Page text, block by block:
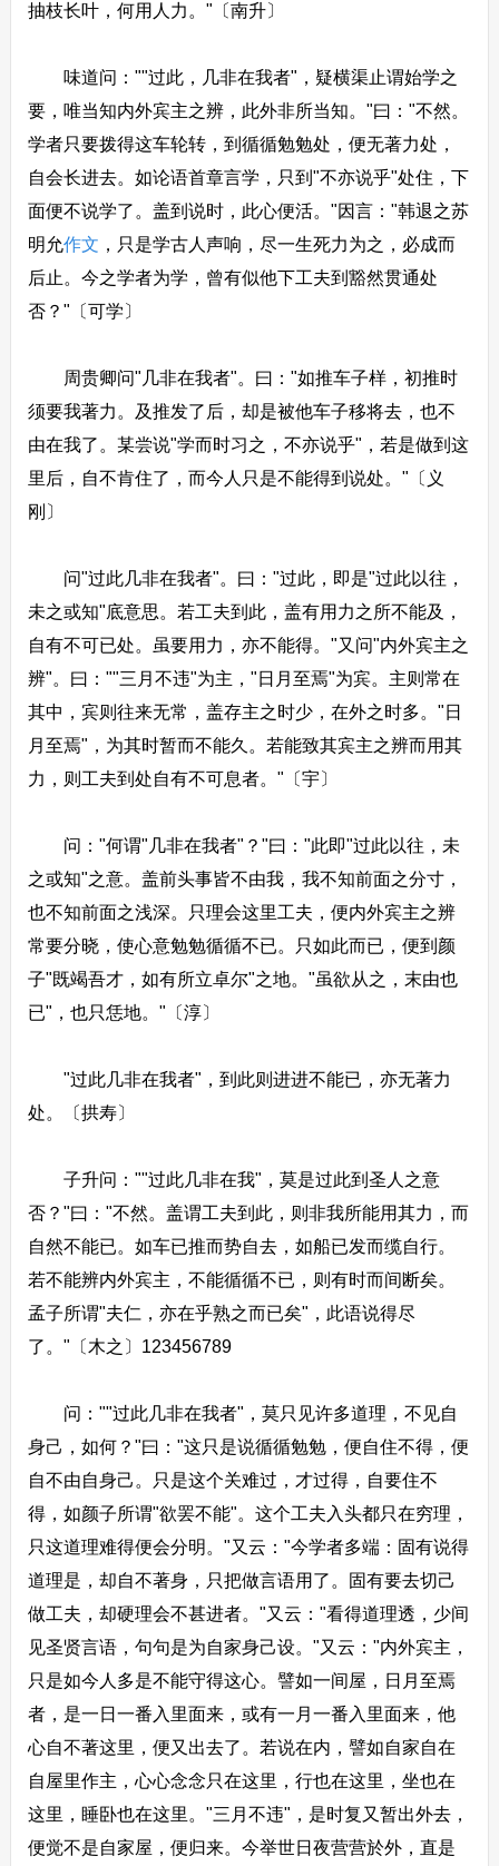
抽枝长叶，何用人力。"〔南升〕
味道问：""过此，几非在我者"，疑横渠止谓始学之
要，唯当知内外宾主之辨，此外非所当知。"曰："不然。
学者只要拨得这车轮转，到循循勉勉处，便无著力处，
自会长进去。如论语首章言学，只到"不亦说乎"处住，下
面便不说学了。盖到说时，此心便活。"因言："韩退之苏
明允作文 ，只是学古人声响，尽一生死力为之，必成而
后止。今之学者为学，曾有似他下工夫到豁然贯通处
否？"〔可学〕
周贵卿问"几非在我者"。曰："如推车子样，初推时
须要我著力。及推发了后，却是被他车子移将去，也不
由在我了。某尝说"学而时习之，不亦说乎"，若是做到这
里后，自不肯住了，而今人只是不能得到说处。"〔义
刚〕
问"过此几非在我者"。曰："过此，即是"过此以往，
未之或知"底意思。若工夫到此，盖有用力之所不能及，
自有不可已处。虽要用力，亦不能得。"又问"内外宾主之
辨"。曰：""三月不违"为主，"日月至焉"为宾。主则常在
其中，宾则往来无常，盖存主之时少，在外之时多。"日
月至焉"，为其时暂而不能久。若能致其宾主之辨而用其
力，则工夫到处自有不可息者。"〔宇〕
问："何谓"几非在我者"？"曰："此即"过此以往，未
之或知"之意。盖前头事皆不由我，我不知前面之分寸，
也不知前面之浅深。只理会这里工夫，便内外宾主之辨
常要分晓，使心意勉勉循循不已。只如此而已，便到颜
子"既竭吾才，如有所立卓尔"之地。"虽欲从之，末由也
已"，也只恁地。"〔淳〕
"过此几非在我者"，到此则进进不能已，亦无著力
处。〔拱寿〕
子升问：""过此几非在我"，莫是过此到圣人之意
否？"曰："不然。盖谓工夫到此，则非我所能用其力，而
自然不能已。如车已推而势自去，如船已发而缆自行。
若不能辨内外宾主，不能循循不已，则有时而间断矣。
孟子所谓"夫仁，亦在乎熟之而已矣"，此语说得尽
了。"〔木之〕123456789
问：""过此几非在我者"，莫只见许多道理，不见自
身己，如何？"曰："这只是说循循勉勉，便自住不得，便
自不由自身己。只是这个关难过，才过得，自要住不
得，如颜子所谓"欲罢不能"。这个工夫入头都只在穷理，
只这道理难得便会分明。"又云："今学者多端：固有说得
道理是，却自不著身，只把做言语用了。固有要去切己
做工夫，却硬理会不甚进者。"又云："看得道理透，少间
见圣贤言语，句句是为自家身己设。"又云："内外宾主，
只是如今人多是不能守得这心。譬如一间屋，日月至焉
者，是一日一番入里面来，或有一月一番入里面来，他
心自不著这里，便又出去了。若说在内，譬如自家自在
自屋里作主，心心念念只在这里，行也在这里，坐也在
这里，睡卧也在这里。"三月不违"，是时复又暂出外去，
便觉不是自家屋，便归来。今举世日夜营营於外，直是